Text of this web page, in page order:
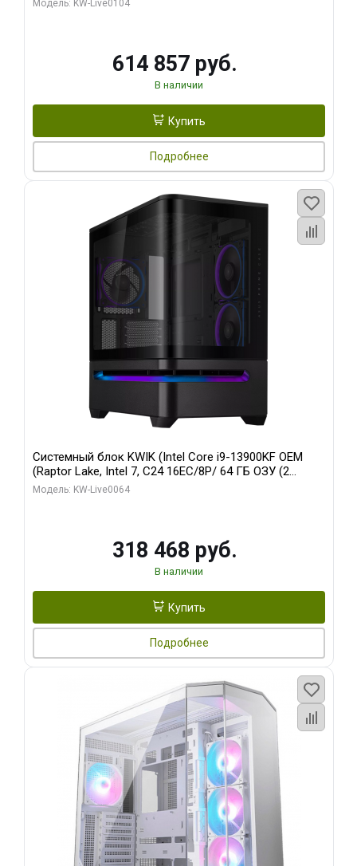
Модель: KW-Live0104
614 857 руб.
В наличии
Купить
Подробнее
Системный блок KWIK (Intel Core i9-13900KF OEM
(Raptor Lake, Intel 7, C24 16EC/8P/ 64 ГБ ОЗУ (2
модуля)/ ASUS RTX5080 PROART OC 16GB GDDR7
Модель: KW-Live0064
318 468 руб.
В наличии
Купить
Подробнее